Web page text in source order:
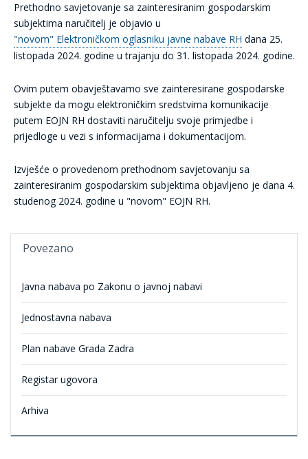
Prethodno savjetovanje sa zainteresiranim gospodarskim
subjektima naručitelj je objavio u
"novom" Elektroničkom oglasniku javne nabave RH dana 25.
listopada 2024. godine u trajanju do 31. listopada 2024. godine.
Ovim putem obavještavamo sve zainteresirane gospodarske
subjekte da mogu elektroničkim sredstvima komunikacije
putem EOJN RH dostaviti naručitelju svoje primjedbe i
prijedloge u vezi s informacijama i dokumentacijom.
Izvješće o provedenom prethodnom savjetovanju sa
zainteresiranim gospodarskim subjektima objavljeno je dana 4.
studenog 2024. godine u "novom" EOJN RH.
Povezano
Javna nabava po Zakonu o javnoj nabavi
Jednostavna nabava
Plan nabave Grada Zadra
Registar ugovora
Arhiva